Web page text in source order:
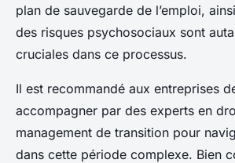
plan de sauvegarde de l’emploi,
des risques psychosociaux sont
cruciales dans ce processus.
Il est recommandé aux entreprises
accompagner par des experts en
management de transition pour
dans cette période complexe. Bien